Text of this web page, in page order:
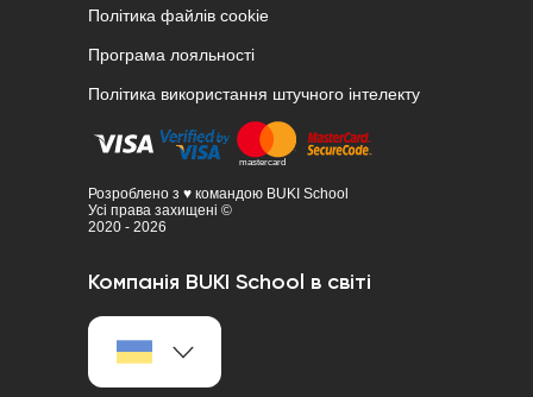
Політика файлів cookie
Програма лояльності
Політика використання штучного інтелекту
Розроблено з ♥ командою BUKI School
Усі права захищені ©
2020 - 2026
Компанія BUKI School в світі